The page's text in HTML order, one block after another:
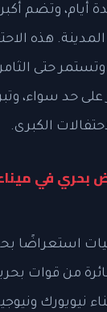
أيام، وتضم
هذه
وتستمر حتى
على حد سواء،
الكبرى.
بحري في
و150 طائرة من قوات
نيويورك